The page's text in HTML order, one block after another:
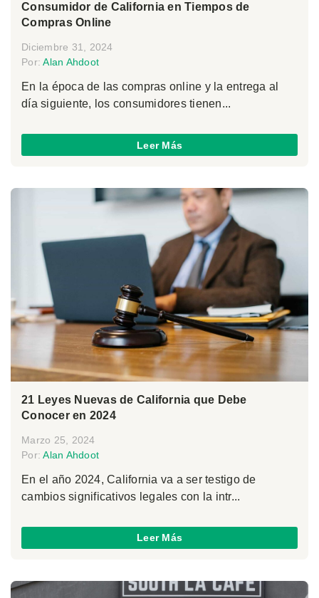
Consumidor de California en Tiempos de
Compras Online
Diciembre 31, 2024
Por:Alan Ahdoot
En la época de las compras online y la entrega al
día siguiente, los consumidores tienen...
Leer Más
21 Leyes Nuevas de California que Debe
Conocer en 2024
Marzo 25, 2024
Por:Alan Ahdoot
En el año 2024, California va a ser testigo de
cambios significativos legales con la intr...
Leer Más